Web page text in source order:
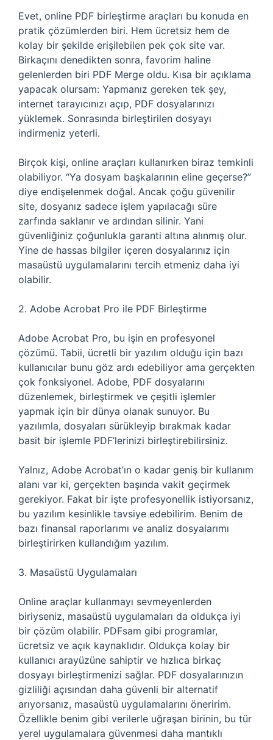
Evet, online PDF birleştirme araçları bu konuda en
pratik çözümlerden biri. Hem ücretsiz hem de
kolay bir şekilde erişilebilen pek çok site var.
Birkaçını denedikten sonra, favorim haline
gelenlerden biri PDF Merge oldu. Kısa bir açıklama
yapacak olursam: Yapmanız gereken tek şey,
internet tarayıcınızı açıp, PDF dosyalarınızı
yüklemek. Sonrasında birleştirilen dosyayı
indirmeniz yeterli.
Birçok kişi, online araçları kullanırken biraz temkinli
olabiliyor. “Ya dosyam başkalarının eline geçerse?”
diye endişelenmek doğal. Ancak çoğu güvenilir
site, dosyanız sadece işlem yapılacağı süre
zarfında saklanır ve ardından silinir. Yani
güvenliğiniz çoğunlukla garanti altına alınmış olur.
Yine de hassas bilgiler içeren dosyalarınız için
masaüstü uygulamalarını tercih etmeniz daha iyi
olabilir.
2. Adobe Acrobat Pro ile PDF Birleştirme
Adobe Acrobat Pro, bu işin en profesyonel
çözümü. Tabii, ücretli bir yazılım olduğu için bazı
kullanıcılar bunu göz ardı edebiliyor ama gerçekten
çok fonksiyonel. Adobe, PDF dosyalarını
düzenlemek, birleştirmek ve çeşitli işlemler
yapmak için bir dünya olanak sunuyor. Bu
yazılımla, dosyaları sürükleyip bırakmak kadar
basit bir işlemle PDF’lerinizi birleştirebilirsiniz.
Yalnız, Adobe Acrobat’ın o kadar geniş bir kullanım
alanı var ki, gerçekten başında vakit geçirmek
gerekiyor. Fakat bir işte profesyonellik istiyorsanız,
bu yazılım kesinlikle tavsiye edebilirim. Benim de
bazı finansal raporlarımı ve analiz dosyalarımı
birleştirirken kullandığım yazılım.
3. Masaüstü Uygulamaları
Online araçlar kullanmayı sevmeyenlerden
biriyseniz, masaüstü uygulamaları da oldukça iyi
bir çözüm olabilir. PDFsam gibi programlar,
ücretsiz ve açık kaynaklıdır. Oldukça kolay bir
kullanıcı arayüzüne sahiptir ve hızlıca birkaç
dosyayı birleştirmenizi sağlar. PDF dosyalarınızın
gizliliği açısından daha güvenli bir alternatif
arıyorsanız, masaüstü uygulamalarını öneririm.
Özellikle benim gibi verilerle uğraşan birinin, bu tür
yerel uygulamalara güvenmesi daha mantıklı